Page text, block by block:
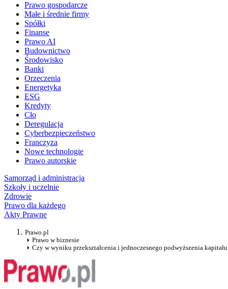
Prawo gospodarcze
Małe i średnie firmy
Spółki
Finanse
Prawo AI
Budownictwo
Środowisko
Banki
Orzeczenia
Energetyka
ESG
Kredyty
Cło
Deregulacja
Cyberbezpieczeństwo
Franczyza
Nowe technologie
Prawo autorskie
Samorząd i administracja
Szkoły i uczelnie
Zdrowie
Prawo dla każdego
Akty Prawne
Prawo.pl
Prawo w biznesie
Czy w wyniku przekształcenia i jednoczesnego podwyższenia